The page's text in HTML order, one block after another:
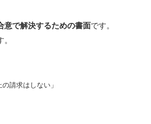
意で解決するための書面です。
請求はしない」